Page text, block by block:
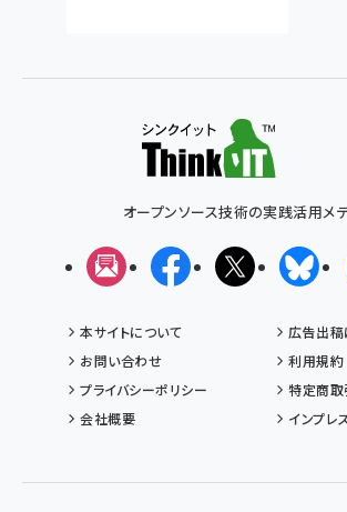
オープンソース技術の実践活用メ
メルマガFacebookX(エックス)
本サイトについて
広告出稿
お問い合わせ
利用規約
プライバシーポリシー
特定商取
会社概要
インプレ